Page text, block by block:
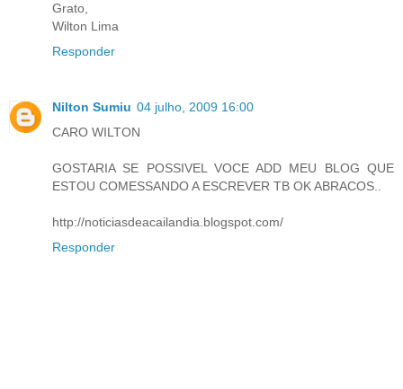
Grato,
Wilton Lima
Responder
Nilton Sumiu 04 julho, 2009 16:00
CARO WILTON
GOSTARIA SE POSSIVEL VOCE ADD MEU BLOG QUE
ESTOU COMESSANDO A ESCREVER TB OK ABRACOS..
http://noticiasdeacailandia.blogspot.com/
Responder